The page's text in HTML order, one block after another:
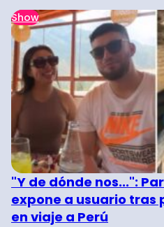
Show
"Y de dónde nos...":
expone a usuario tras
en viaje a Perú